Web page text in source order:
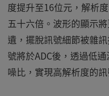
度提升至16位元，解析
五十六倍。波形的顯示
遺，擺脫訊號細節被雜
號將於ADC後，透過低
噪比，實現高解析度的訊